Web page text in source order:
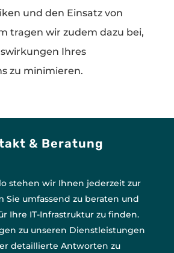
und den Einsatz von
tragen wir zudem dazu bei,
Ihres
zu minimieren.
& Beratung
stehen wir Ihnen jederzeit zur
Sie umfassend zu beraten und
Ihre IT-Infrastruktur zu finden.
zu unseren Dienstleistungen
detaillierte Antworten zu